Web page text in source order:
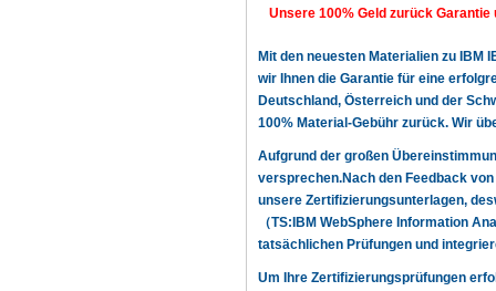
Unsere 100% Geld zurück
Mit den neuesten Materialien zu IBM
wir Ihnen die Garantie für eine
Deutschland, Österreich und der
100% Material-Gebühr zurück. Wir
Aufgrund der großen
versprechen.Nach den Feedback
unsere Zertifizierungsunterlagen,
（TS:IBM WebSphere Information
tatsächlichen Prüfungen und
Um Ihre Zertifizierungsprüfungen